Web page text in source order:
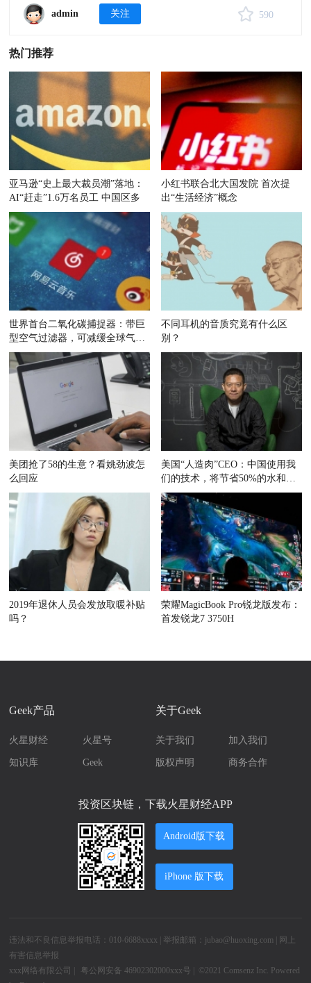
admin 关注 590
热门推荐
亚马逊“史上最大裁员潮”落地：
AI“赶走”1.6万名员工 中国区多
小红书联合北大国发院 首次提
出“生活经济”概念
世界首台二氧化碳捕捉器：带巨
型空气过滤器，可减缓全球气候
变暖
不同耳机的音质究竟有什么区
别？
美团抢了58的生意？看姚劲波怎
么回应
美国“人造肉”CEO：中国使用我
们的技术，将节省50%的水和耕
地
2019年退休人员会发放取暖补贴
吗？
荣耀MagicBook Pro锐龙版发布：
首发锐龙7 3750H
Geek产品
火星财经 火星号
知识库 Geek
关于Geek
关于我们 加入我们
版权声明 商务合作
投资区块链，下载火星财经APP
Android版下载
iPhone 版下载
违法和不良信息举报电话：010-6688xxxx | 举报邮箱：jubao@huoxing.com |
网上
有害信息举报
xxx网络有限公司
粤公网安备 46902302000xxx号 | ©2021 Comsenz Inc. Powered